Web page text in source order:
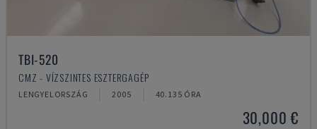
TBI-520
CMZ - VÍZSZINTES ESZTERGAGÉP
LENGYELORSZÁG 2005 40.135 ÓRA
30,000 €